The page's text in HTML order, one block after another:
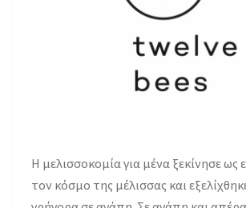
H μελισσοκομία για μένα ξεκίνησε ως
τον κόσμο της μέλισσας και